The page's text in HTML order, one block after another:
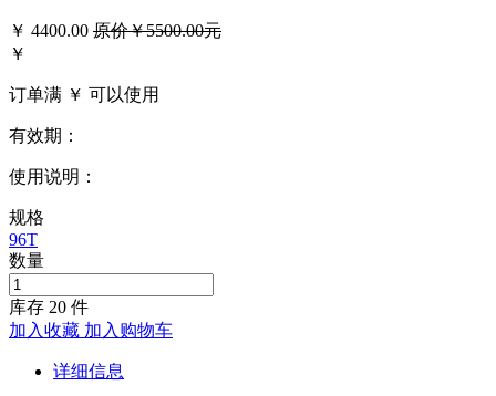
￥ 4400.00 原价￥5500.00元
￥
订单满 ￥ 可以使用
有效期：
使用说明：
规格
96T
数量
库存 20 件
加入收藏 加入购物车
详细信息